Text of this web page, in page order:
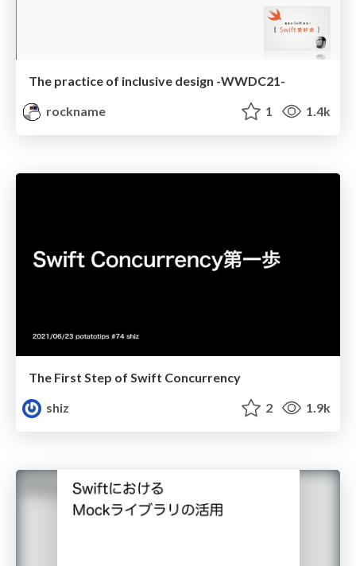
The practice of inclusive design -WWDC21-
rockname
1 1.4k
The First Step of Swift Concurrency
shiz
2 1.9k